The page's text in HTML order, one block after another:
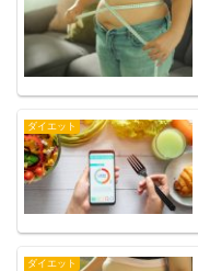
ダイエット
ダイエット